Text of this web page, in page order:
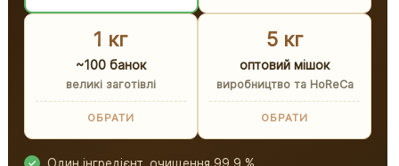
1 кг
~100 банок
великі заготівлі
ОБРАТИ
5 кг
оптовий мішок
виробництво та HoReCa
ОБРАТИ